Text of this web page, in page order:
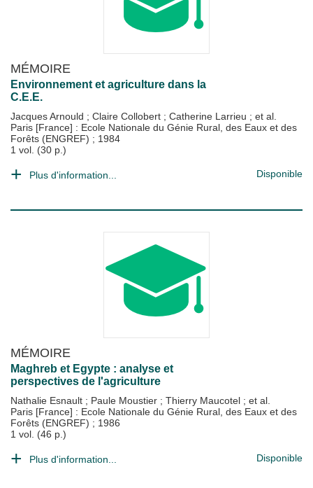
MÉMOIRE
Environnement et agriculture dans la
C.E.E.
Jacques Arnould ; Claire Collobert ; Catherine Larrieu ; et al.
Paris [France] : Ecole Nationale du Génie Rural, des Eaux et des
Forêts (ENGREF) ; 1984
1 vol. (30 p.)
Plus d'information... Disponible
MÉMOIRE
Maghreb et Egypte : analyse et
perspectives de l'agriculture
Nathalie Esnault ; Paule Moustier ; Thierry Maucotel ; et al.
Paris [France] : Ecole Nationale du Génie Rural, des Eaux et des
Forêts (ENGREF) ; 1986
1 vol. (46 p.)
Plus d'information... Disponible